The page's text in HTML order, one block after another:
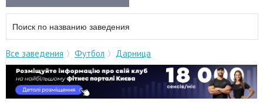
Все заведения Футбол Дарница